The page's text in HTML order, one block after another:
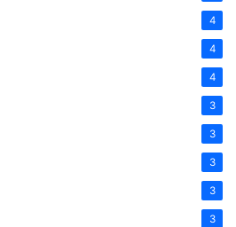
4
4
4
3
3
3
3
3